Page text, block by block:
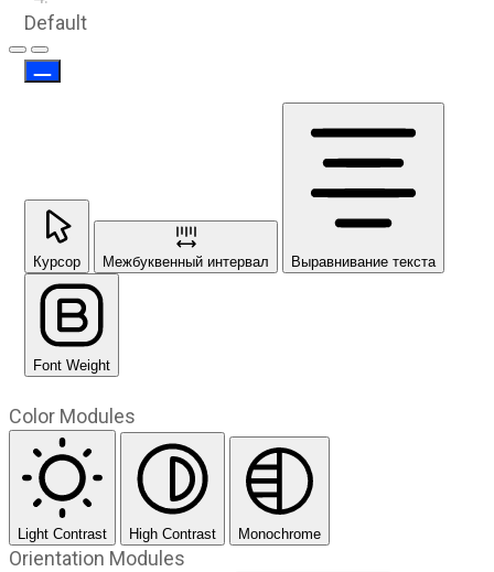
Предыдущий слайд
Следующий слайд
Default
Курсор Межбуквенный интервал Выравнивание текста
Font Weight
Color Modules
Light Contrast High Contrast Monochrome
Orientation Modules